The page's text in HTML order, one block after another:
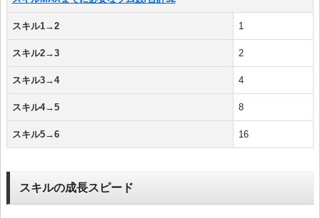
スキル1→2 1
スキル2→3 2
スキル3→4 4
スキル4→5 8
スキル5→6 16
スキルの成長スピード